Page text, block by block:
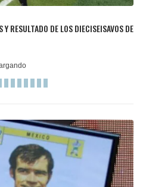
RESULTADO DE LOS DIECISEISAVOS DE